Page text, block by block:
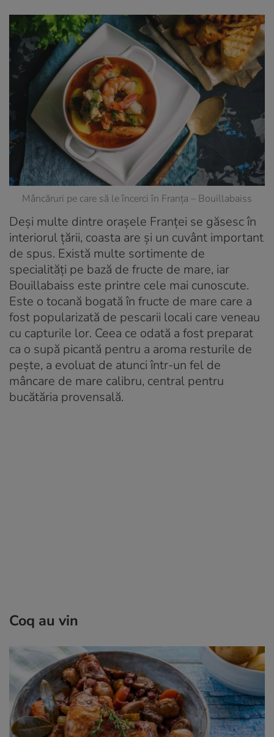
Mâncăruri pe care să le încerci în Franța – Bouillabaiss
Deși multe dintre orașele Franței se găsesc în
interiorul țării, coasta are și un cuvânt important
de spus. Există multe sortimente de
specialități pe bază de fructe de mare, iar
Bouillabaiss este printre cele mai cunoscute.
Este o tocană bogată în fructe de mare care a
fost popularizată de pescarii locali care veneau
cu capturile lor. Ceea ce odată a fost preparat
ca o supă picantă pentru a aroma resturile de
pește, a evoluat de atunci într-un fel de
mâncare de mare calibru, central pentru
bucătăria provensală.
Coq au vin